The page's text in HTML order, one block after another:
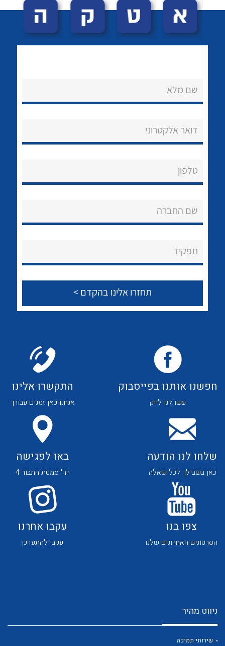
הצוות שלנו
שירותי תמיכה
לכל מוצרי היצרן לכל מוצרי היצרן
לכל מוצרי היצרן לכל מוצרי היצרן
לכל מוצרי היצרן לכל מוצרי היצרן
לכל מוצרי היצרן
שם מלא
דואר אלקטרוני
טלפון
שם החברה
תפקיד
חפשנו אותנו בפייסבוק
עשו לנו לייק
התקשרו אלינו
אנחנו כאן זמנים עבורך
שלחו לנו הודעה
כאן בשבילך לכל שאלה
באו לפגישה
רח' סמטת התבור 4
צפו בנו
הסרטונים האחרונים שלנו
עקבו אחרנו
עקבו להתעדכן
ניווט מהיר
שירותי תמיכה